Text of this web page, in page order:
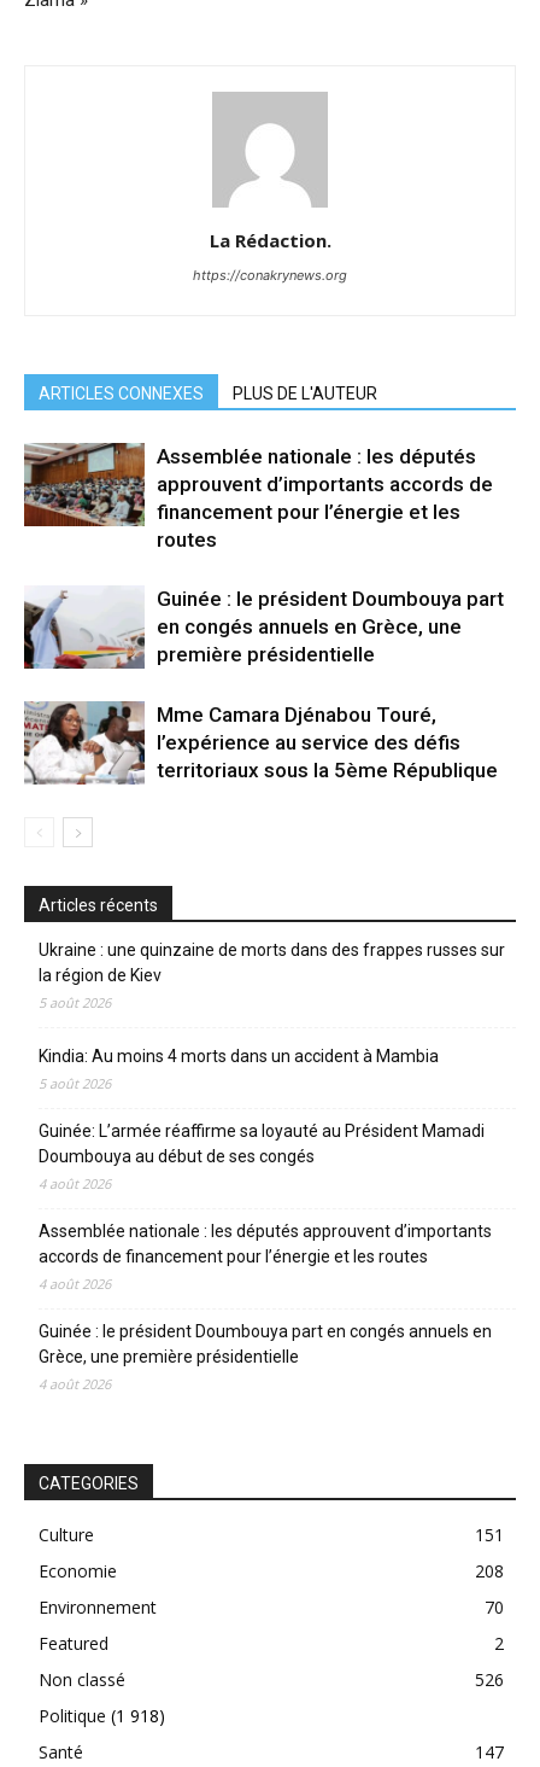
La Rédaction.
https://conakrynews.org
ARTICLES CONNEXES PLUS DE L'AUTEUR
Assemblée nationale : les députés
approuvent d’importants accords de
financement pour l’énergie et les
routes
Guinée : le président Doumbouya part
en congés annuels en Grèce, une
première présidentielle
Mme Camara Djénabou Touré,
l’expérience au service des défis
territoriaux sous la 5ème République
Articles récents
Ukraine : une quinzaine de morts dans des frappes russes sur
la région de Kiev
5 août 2026
Kindia: Au moins 4 morts dans un accident à Mambia
5 août 2026
Guinée: L’armée réaffirme sa loyauté au Président Mamadi
Doumbouya au début de ses congés
4 août 2026
Assemblée nationale : les députés approuvent d’importants
accords de financement pour l’énergie et les routes
4 août 2026
Guinée : le président Doumbouya part en congés annuels en
Grèce, une première présidentielle
4 août 2026
CATEGORIES
Culture
151
Economie
208
Environnement
70
Featured
2
Non classé
526
Politique (1 918)
Santé
147